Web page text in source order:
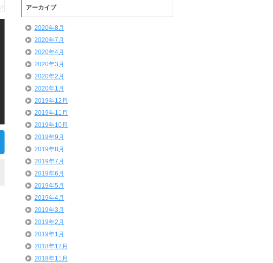
アーカイブ
2020年8月
2020年7月
2020年4月
2020年3月
2020年2月
2020年1月
2019年12月
2019年11月
2019年10月
2019年9月
2019年8月
2019年7月
2019年6月
2019年5月
2019年4月
2019年3月
2019年2月
2019年1月
2018年12月
2018年11月